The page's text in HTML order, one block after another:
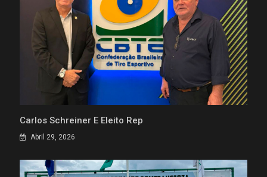
Carlos Schreiner É Eleito Rep
Abril 29, 2026